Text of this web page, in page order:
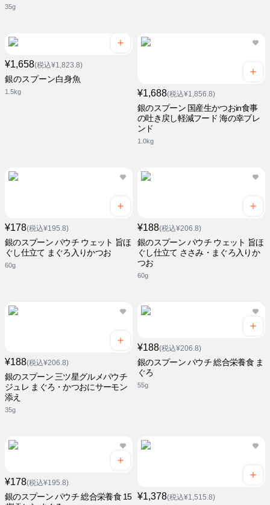
35g
¥1,658(税込¥1,823.8)
銀のスプーン白身魚
1.5kg ¥1,688(税込¥1,856.8)
銀のスプーン 国産生かつおin食事
の吐き戻し軽減フード 海の幸ブレ
ンド
1.0kg
¥178(税込¥195.8)
銀のスプーン パウチ ウェット 旨ほ
ぐし仕立て まぐろ入りかつお
60g
¥188(税込¥206.8)
銀のスプーン パウチ ウェット 旨ほ
ぐし仕立て ささみ・まぐろ入りか
つお
60g
¥188(税込¥206.8)
銀のスプーン 三ツ星グルメパウチ
ジュレ まぐろ・かつおにサーモン
添え
35g
¥188(税込¥206.8)
銀のスプーン パウチ 総合栄養食 ま
ぐろ
55g
¥178(税込¥195.8)
銀のスプーン パウチ 総合栄養食 15 ¥1,378(税込¥1,515.8)